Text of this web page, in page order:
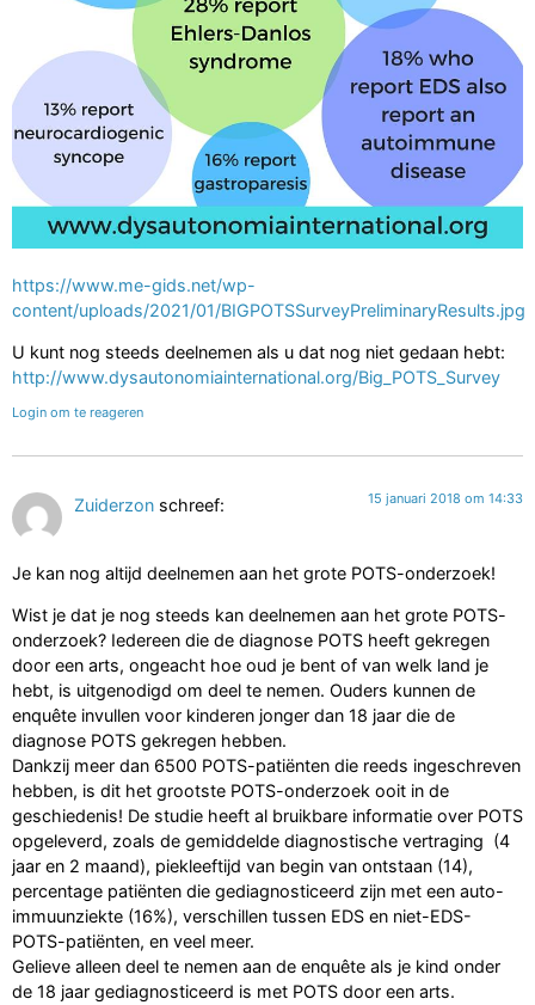
https://www.me-gids.net/wp-
content/uploads/2021/01/BIGPOTSSurveyPreliminaryResults.jpg
U kunt nog steeds deelnemen als u dat nog niet gedaan hebt:
http://www.dysautonomiainternational.org/Big_POTS_Survey
Login om te reageren
Zuiderzon schreef: 15 januari 2018 om 14:33
Je kan nog altijd deelnemen aan het grote POTS-onderzoek!
Wist je dat je nog steeds kan deelnemen aan het grote POTS-
onderzoek? Iedereen die de diagnose POTS heeft gekregen
door een arts, ongeacht hoe oud je bent of van welk land je
hebt, is uitgenodigd om deel te nemen. Ouders kunnen de
enquête invullen voor kinderen jonger dan 18 jaar die de
diagnose POTS gekregen hebben.
Dankzij meer dan 6500 POTS-patiënten die reeds ingeschreven
hebben, is dit het grootste POTS-onderzoek ooit in de
geschiedenis! De studie heeft al bruikbare informatie over POTS
opgeleverd, zoals de gemiddelde diagnostische vertraging (4
jaar en 2 maand), piekleeftijd van begin van ontstaan (14),
percentage patiënten die gediagnosticeerd zijn met een auto-
immuunziekte (16%), verschillen tussen EDS en niet-EDS-
POTS-patiënten, en veel meer.
Gelieve alleen deel te nemen aan de enquête als je kind onder
de 18 jaar gediagnosticeerd is met POTS door een arts.